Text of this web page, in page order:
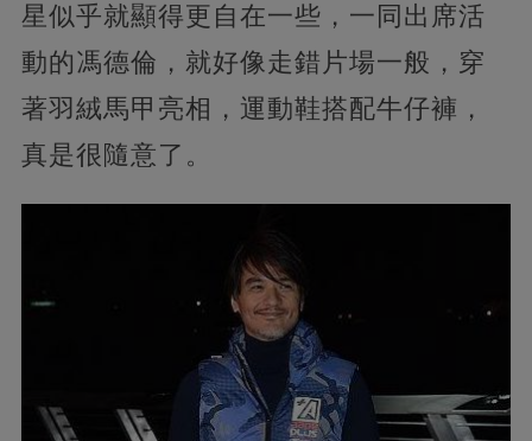
星似乎就顯得更自在一些，一同出席活
動的馮德倫，就好像走錯片場一般，穿
著羽絨馬甲亮相，運動鞋搭配牛仔褲，
真是很隨意了。